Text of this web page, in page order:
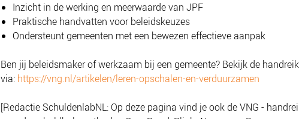
Inzicht in de werking en meerwaarde van JPF
Praktische handvatten voor beleidskeuzes
Ondersteunt gemeenten met een bewezen effectieve aanpak
Ben jij beleidsmaker of werkzaam bij een gemeente? Bekijk de
via: https://vng.nl/artikelen/leren-opschalen-en-verduurzamen
[Redactie SchuldenlabNL: Op deze pagina vind je ook de VNG -